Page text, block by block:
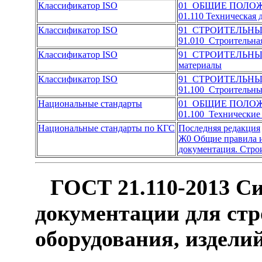
Классификатор ISO
01 ОБЩИЕ
01.110
Классификатор ISO
91
91.010
Классификатор ISO
91
материалы
Классификатор ISO
91
91.100
Национальные стандарты
01 ОБЩИЕ
01.100
Национальные стандарты по КГС Последняя редакция
Ж0 Общие правила и
документация.
ГОСТ 21.110-2013
документации для
оборудования,